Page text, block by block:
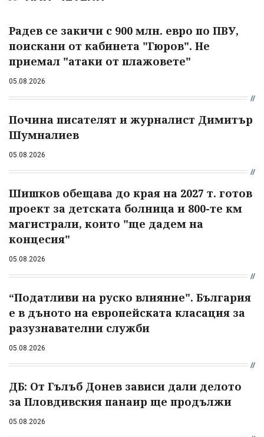
Радев се закичи с 900 млн. евро по ПВУ,
поискани от кабинета "Гюров". Не
приемал "атаки от плажовете"
05.08.2026
Почина писателят и журналист Димитър
Шумналиев
05.08.2026
Шишков обещава до края на 2027 т. готов
проект за детската болница и 800-те км
магистрали, които "ще дадем на
концесия"
05.08.2026
“Податливи на руско влияние". България
е в дъното на европейската класация за
разузнавателни служби
05.08.2026
ДБ: От Гълъб Донев зависи дали делото
за Пловдивския панаир ще продължи
05.08.2026